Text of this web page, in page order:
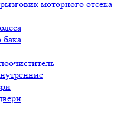
моторного отсека